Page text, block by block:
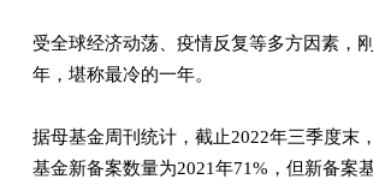
受全球经济动荡、疫情反复等多方因素，
年，堪称最冷的一年。
据母基金周刊统计，截止2022年三季度末
基金新备案数量为2021年71%，但新备案